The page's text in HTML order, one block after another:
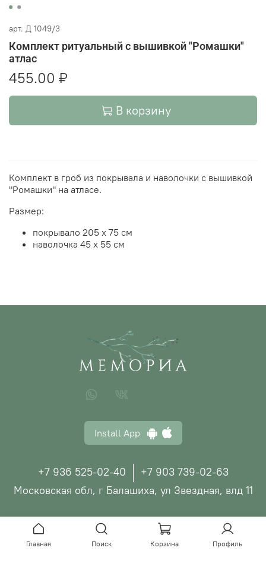
арт. Д 1049/3
Комплект ритуальный с вышивкой "Ромашки"
атлас
455.00 ₽
В корзину
Комплект в гроб из покрывала и наволочки с вышивкой
"Ромашки" на атласе.
Размер:
покрывало 205 х 75 см
наволочка 45 х 55 см
Install App
+7 936 525-02-40
+7 903 739-02-63
Московская обл, г Балашиха, ул Звездная, влд 11
© ООО "МЕМОРИА", 2026
Главная Поиск Корзина Профиль